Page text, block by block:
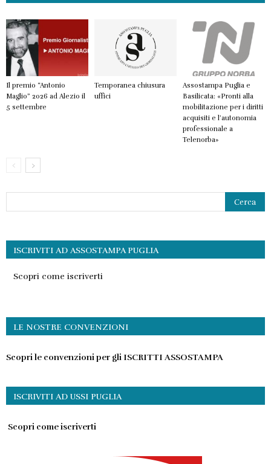
Il premio “Antonio
Maglio” 2026 ad Alezio il
5 settembre
Temporanea chiusura
uffici
Assostampa Puglia e
Basilicata: «Pronti alla
mobilitazione per i diritti
acquisiti e l’autonomia
professionale a
Telenorba»
ISCRIVITI AD ASSOSTAMPA PUGLIA
Scopri come iscriverti
LE NOSTRE CONVENZIONI
Scopri le convenzioni per gli ISCRITTI ASSOSTAMPA
ISCRIVITI AD USSI PUGLIA
Scopri come iscriverti